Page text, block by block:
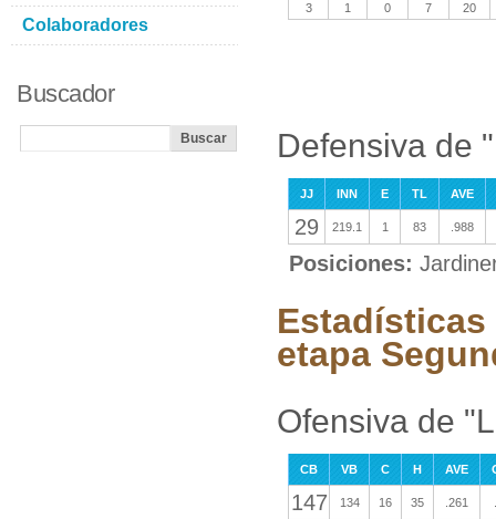
3
1 0 7 20
Defensiva de
JJ INN E TL AVE
29 219.1 1 83 .988
Posiciones:
Estadísticas
etapa
Ofensiva de
CB VB C H AVE
147 134 16 35 .261
Colaboradores
Buscador